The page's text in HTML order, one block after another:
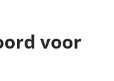
voor